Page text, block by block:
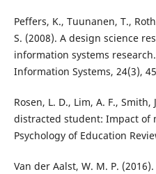
Peffers, K., Tuunanen, T.,
S. (2008). A design science
information systems
Information Systems, 24(3),
Rosen, L. D., Lim, A. F., Smith,
distracted student: Impact of
Psychology of Education
Van der Aalst, W. M. P.